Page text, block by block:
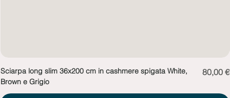
Sciarpa long slim 36x200 cm in cashmere spigata White,
Brown e Grigio
Prezzo
80,00 €